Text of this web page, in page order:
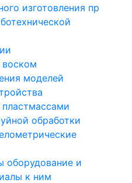
изготовления пр
воском
моделей
обработки
оборудование и
к ним